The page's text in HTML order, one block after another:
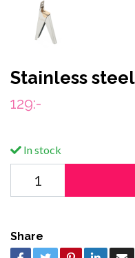
Stainless
129:-
In stock
Share